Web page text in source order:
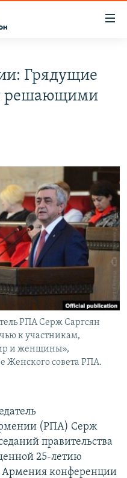
Грядущие
решающими
РПА Серж Саргсян
к участникам,
и женщины»,
Женского совета РПА.
(РПА) Серж
правительства
25-летию
Армения конференции